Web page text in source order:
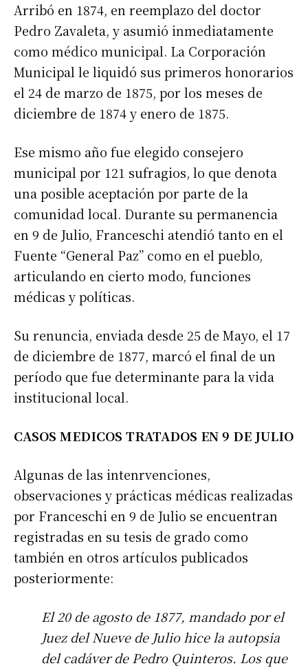
Arribó en 1874, en reemplazo del doctor
Pedro Zavaleta, y asumió inmediatamente
como médico municipal. La Corporación
Municipal le liquidó sus primeros honorarios
el 24 de marzo de 1875, por los meses de
diciembre de 1874 y enero de 1875.
Ese mismo año fue elegido consejero
municipal por 121 sufragios, lo que denota
una posible aceptación por parte de la
comunidad local. Durante su permanencia
en 9 de Julio, Franceschi atendió tanto en el
Fuente “General Paz” como en el pueblo,
articulando en cierto modo, funciones
médicas y políticas.
Su renuncia, enviada desde 25 de Mayo, el 17
de diciembre de 1877, marcó el final de un
período que fue determinante para la vida
institucional local.
CASOS MEDICOS TRATADOS EN 9 DE JULIO
Algunas de las intenrvenciones,
observaciones y prácticas médicas realizadas
por Franceschi en 9 de Julio se encuentran
registradas en su tesis de grado como
también en otros artículos publicados
posteriormente:
El 20 de agosto de 1877, mandado por el
Juez del Nueve de Julio hice la autopsia
del cadáver de Pedro Quinteros. Los que